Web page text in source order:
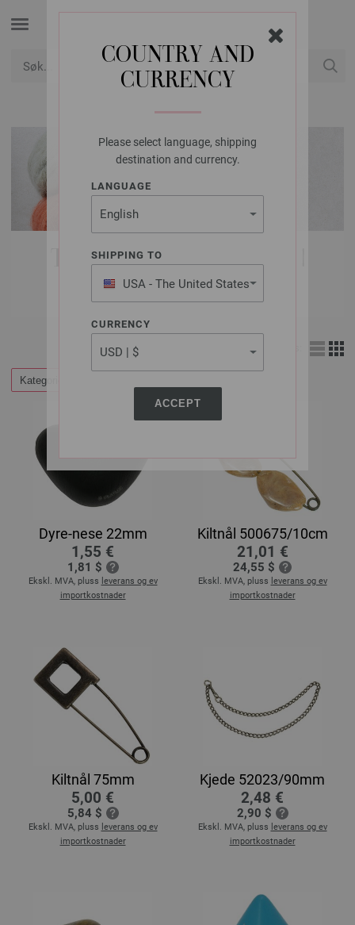
COUNTRY AND
CURRENCY
Please select language, shipping
destination and currency.
LANGUAGE
SHIPPING TO
USA - The United States
of America
CURRENCY
ACCEPT
TILBEHØR | KNAPPER |
DEKORASJONER
Kategorier
Dyre-nese 22mm
1,55 €
1,81 $
Ekskl. MVA, pluss leverans og ev
importkostnader
Kiltnål 500675/10cm
21,01 €
24,55 $
Ekskl. MVA, pluss leverans og ev
importkostnader
Kiltnål 75mm
5,00 €
5,84 $
Ekskl. MVA, pluss leverans og ev
importkostnader
Kjede 52023/90mm
2,48 €
2,90 $
Ekskl. MVA, pluss leverans og ev
importkostnader